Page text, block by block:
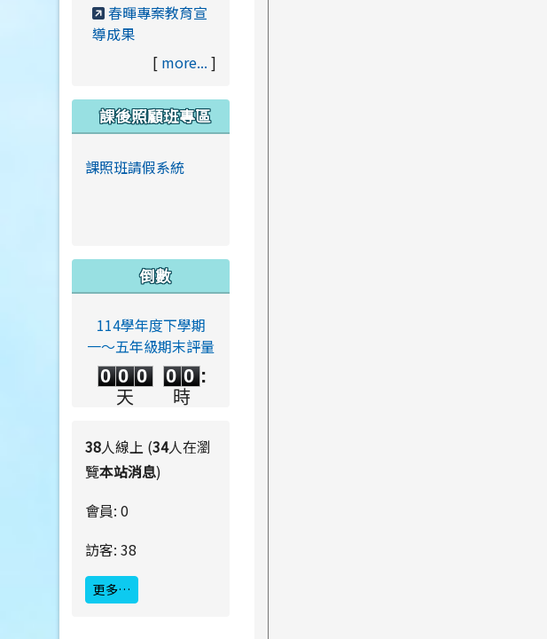
春暉專案教育宣
導成果
[ more... ]
課後照顧班專區
課照班請假系統
倒數
114學年度下學期
一～五年級期末評量
0
0
0
0
0
0
天
0
0
0
0
時
:
0 0
分
0
秒
38人線上 (34人在瀏
覽本站消息)
會員: 0
訪客: 38
更多…